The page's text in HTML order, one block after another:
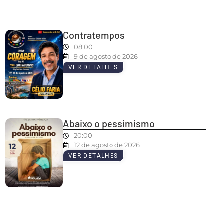
Contratempos
08:00
9 de agosto de 2026
VER DETALHES
Abaixo o pessimismo
20:00
12 de agosto de 2026
VER DETALHES